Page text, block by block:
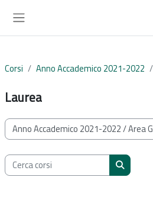
Corsi Anno Accademico 2021-2022
Laurea
Categorie di corso
Cerca corsi
Cerca corsi